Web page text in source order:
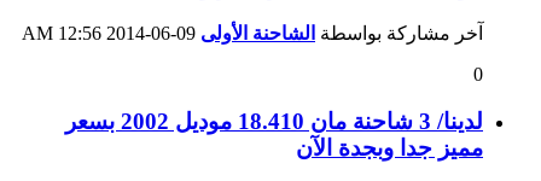
آخر مشاركة بواسطة الشاحنة الأولى
12:56 AM
0
لدينا/ 3 شاحنة مان 18.410 موديل 2002 بسعر
مميز جدا وبجدة الآن